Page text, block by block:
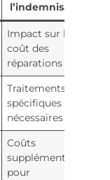
l’indemnisation
Impact sur le
coût des
réparations
Traitements
spécifiques
nécessaires
Coûts
supplémentaires
pour